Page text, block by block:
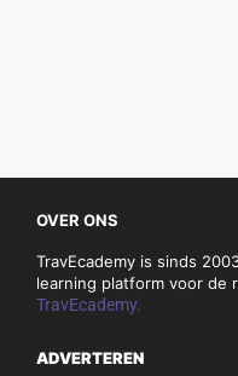
OVER ONS
TravEcademy is sinds
learning platform voor de
TravEcademy.
ADVERTEREN